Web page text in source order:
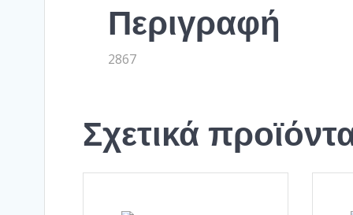
Περιγραφή
2867
Σχετικά